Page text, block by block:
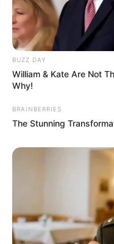
BUZZ DAY
William & Kate Are Not
Why!
BRAINBERRIES
The Stunning